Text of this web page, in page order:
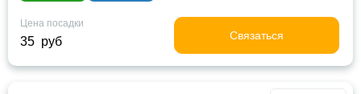
Цена посадки
35 руб Связаться